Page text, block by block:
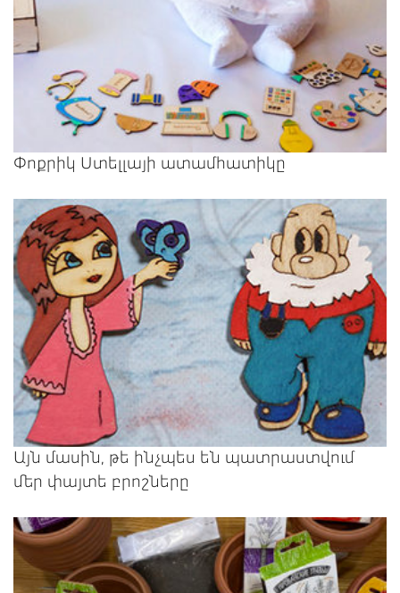
Փոքրիկ Ստելլայի ատամհատիկը
Այն մասին, թե ինչպես են պատրաստվում
մեր փայտե բրոշները